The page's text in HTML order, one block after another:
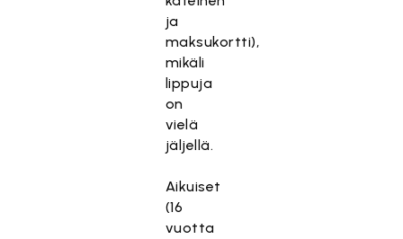
ja
maksukortti),
mikäli
lippuja
on
vielä
jäljellä.
Aikuiset
(16
vuotta